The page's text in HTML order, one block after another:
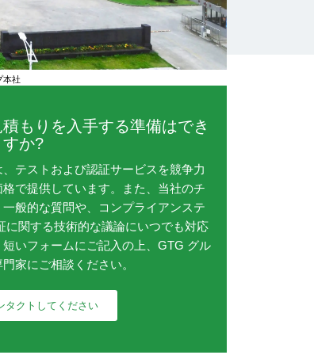
本社
もりを入手する準備はでき
か?
、テストおよび認証サービスを競争力
で提供しています。また、当社のチ
一般的な質問や、コンプライアンステ
に関する技術的な議論にいつでも対応
短いフォームにご記入の上、GTG グル
家にご相談ください。
タクトしてください